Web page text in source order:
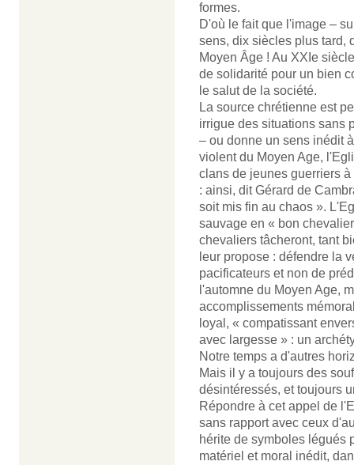
formes.
D'où le fait que l'image –
sens, dix siècles plus tard,
Moyen Âge ! Au XXIe
de solidarité pour un bien
le salut de la société.
La source chrétienne est
irrigue des situations sans
– ou donne un sens inédit
violent du Moyen Age,
clans de jeunes guerriers
: ainsi, dit Gérard de
soit mis fin au chaos ».
sauvage en « bon
chevaliers tâcheront, tant
leur propose : défendre la
pacificateurs et non de
l'automne du Moyen Age,
accomplissements
loyal, « compatissant
avec largesse » : un
Notre temps a d'autres
Mais il y a toujours des
désintéressés, et toujours
Répondre à cet appel de
sans rapport avec ceux
hérite de symboles légués
matériel et moral inédit,